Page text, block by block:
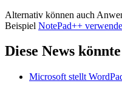
Alternativ können auch
Beispiel NotePad++
Diese News
Microsoft stellt